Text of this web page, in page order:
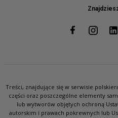
Treści, znajdujące się w serwisie
części oraz poszczególne elementy
lub wytworów objętych ochroną
autorskim i prawach pokrewnych lub